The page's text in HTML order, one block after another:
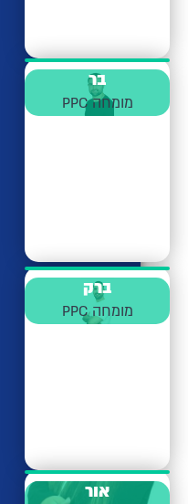
בר
מומחה PPC
ברק
מומחה PPC
אור